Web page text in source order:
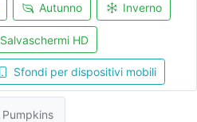
Autunno Inverno
Salvaschermi HD
Sfondi per dispositivi mobili
Pumpkins